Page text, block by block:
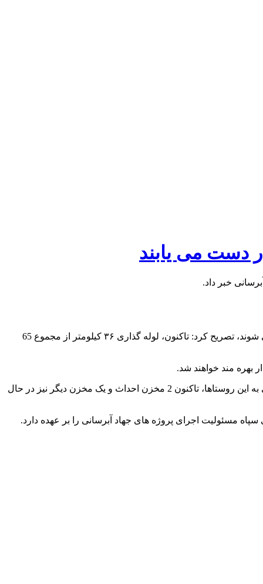
عبدالحمید حمزه پور با بیان اینکه روستاهای تنب سیک و گواه کوه یک، دو، سه و چهار در اجرای طرح جهاد آبرسانی از نعمت آب برخوردار می شوند، تصریح کرد: تاکنون، لوله گذاری ۳۶ کیلومتر از مجموع 65
مدیرعامل آب و فاضلاب هرمزگان، میزان پیشرفت فیزیکی نسبت به کل پروژه را ۵۵ درصد اعلام کرد و گفت: در اجرای طرح جهاد آبرسانی به این روستاها، تاکنون 2 مخزن احداث و یک مخزن دیگر نیز در حال
مسئولیت اجرای پروژه های جهاد آبرسانی را بر عهده دارد.